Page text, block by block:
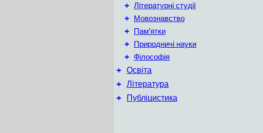
+ Літературні студії
+ Мовознавство
+ Пам’ятки
+ Природничі науки
+ Філософія
+ Освіта
+ Література
+ Публіцистика